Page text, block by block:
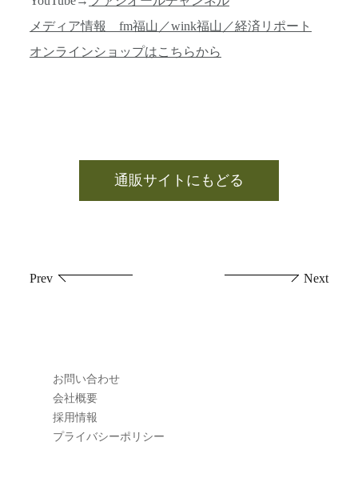
メディア情報 fm福山／wink福山／経済リポート
オンラインショップはこちらから
通販サイトにもどる
Prev Next
お問い合わせ
会社概要
採用情報
プライバシーポリシー